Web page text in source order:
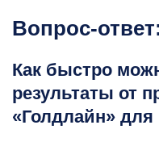
Вопрос-
Как быстро
результаты от
«Голдлайн» для